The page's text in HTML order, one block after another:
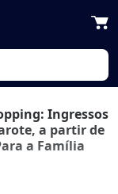
Ingressos
a partir de
a Família